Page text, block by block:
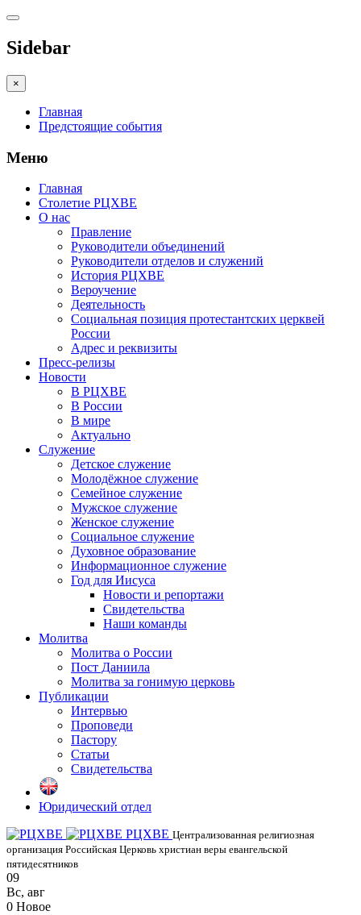
Sidebar
×
Главная
Предстоящие события
Меню
Главная
Столетие РЦХВЕ
О нас
Правление
Руководители объединений
Руководители отделов и служений
История РЦХВЕ
Вероучение
Деятельность
Социальная позиция протестантских церквей
России
Адрес и реквизиты
Пресс-релизы
Новости
В РЦХВЕ
В России
В мире
Актуально
Служение
Детское служение
Молодёжное служение
Семейное служение
Мужское служение
Женское служение
Социальное служение
Духовное образование
Информационное служение
Год для Иисуса
Новости и репортажи
Свидетельства
Наши команды
Молитва
Молитва о России
Пост Даниила
Молитва за гонимую церковь
Публикации
Интервью
Проповеди
Пастору
Статьи
Свидетельства
Юридический отдел
РЦХВЕ Централизованная религиозная
организация Российская Церковь христиан веры евангельской
пятидесятников
09
Вс, авг
0 Новое